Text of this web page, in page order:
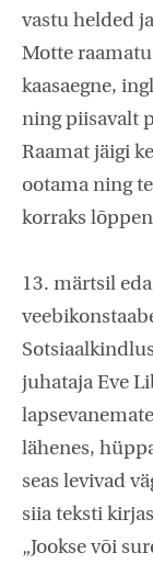
vastu helded
Motte raamatu
kaasaegne,
ning piisavalt
Raamat jäigi
ootama ning
korraks
13. märtsil
juhataja Eve
lähenes,
seas levivad
siia teksti
„Jookse või